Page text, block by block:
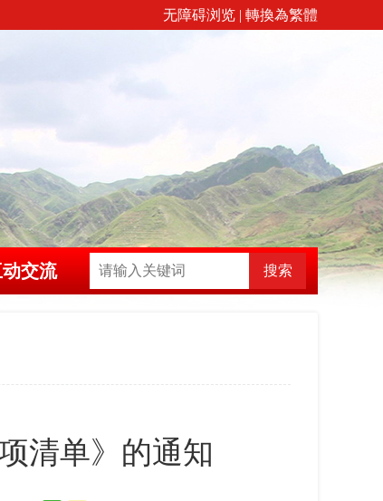
无障碍浏览 | 轉換為繁體
交流 搜索
清单》的通知